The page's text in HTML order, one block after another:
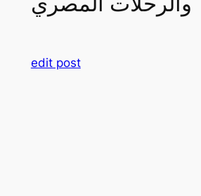
edit post